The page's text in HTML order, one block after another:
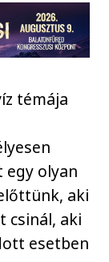
témája
olyan
aki
csinál, aki
esetben